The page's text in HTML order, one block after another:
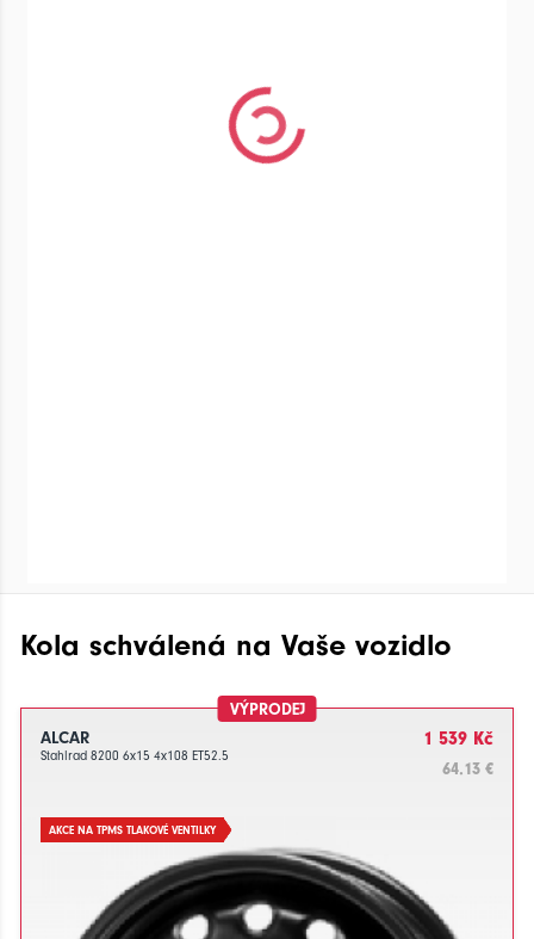
Kola schválená na Vaše vozidlo
VÝPRODEJ
ALCAR
Stahlrad 8200 6x15 4x108 ET52.5
1 539 Kč
64.13 €
AKCE NA TPMS TLAKOVÉ VENTILKY